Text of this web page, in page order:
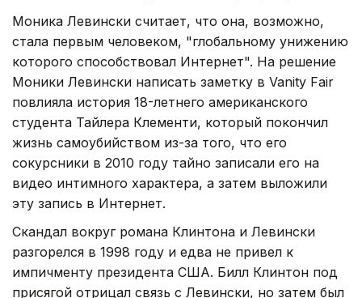
Моника Левински считает, что она, возможно,
стала первым человеком, "глобальному унижению
которого способствовал Интернет". На решение
Моники Левински написать заметку в Vanity Fair
повлияла история 18-летнего американского
студента Тайлера Клементи, который покончил
жизнь самоубийством из-за того, что его
сокурсники в 2010 году тайно записали его на
видео интимного характера, а затем выложили
эту запись в Интернет.
Скандал вокруг романа Клинтона и Левински
разгорелся в 1998 году и едва не привел к
импичменту президента США. Билл Клинтон под
присягой отрицал связь с Левински, но затем был